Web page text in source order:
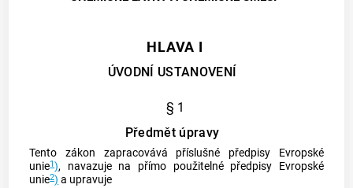
HLAVA I
ÚVODNÍ USTANOVENÍ
§ 1
Předmět úpravy
Tento zákon zapracovává příslušné předpisy Evropské
unie1), navazuje na přímo použitelné předpisy Evropské
unie2) a upravuje